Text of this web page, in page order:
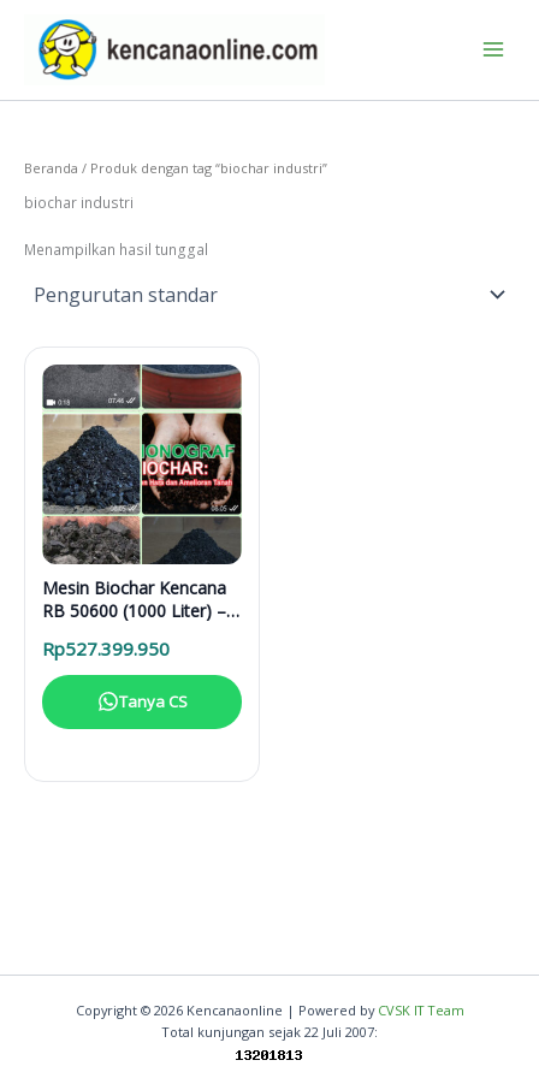
konten
Beranda / Produk dengan tag “biochar industri”
biochar industri
Menampilkan hasil tunggal
Mesin Biochar Kencana
RB 50600 (1000 Liter) –
Lengkap
Rp527.399.950
Tanya CS
Copyright © 2026 Kencanaonline | Powered by CVSK IT Team
Total kunjungan sejak 22 Juli 2007: